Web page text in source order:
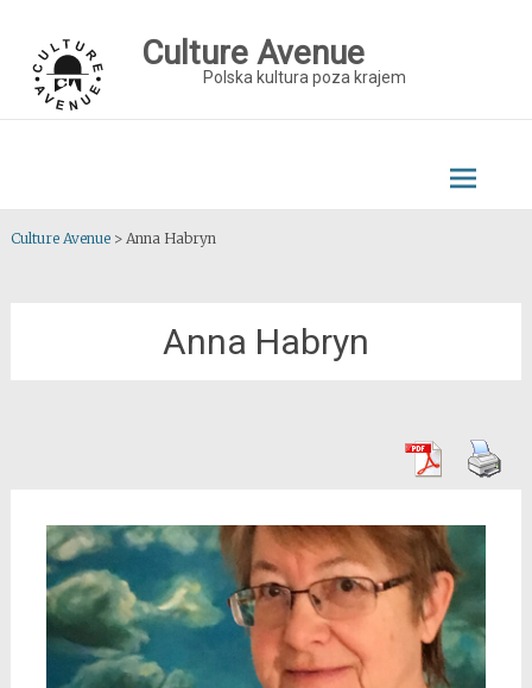
content
Culture Avenue
Polska kultura poza krajem
Culture Avenue> Anna Habryn
Anna Habryn